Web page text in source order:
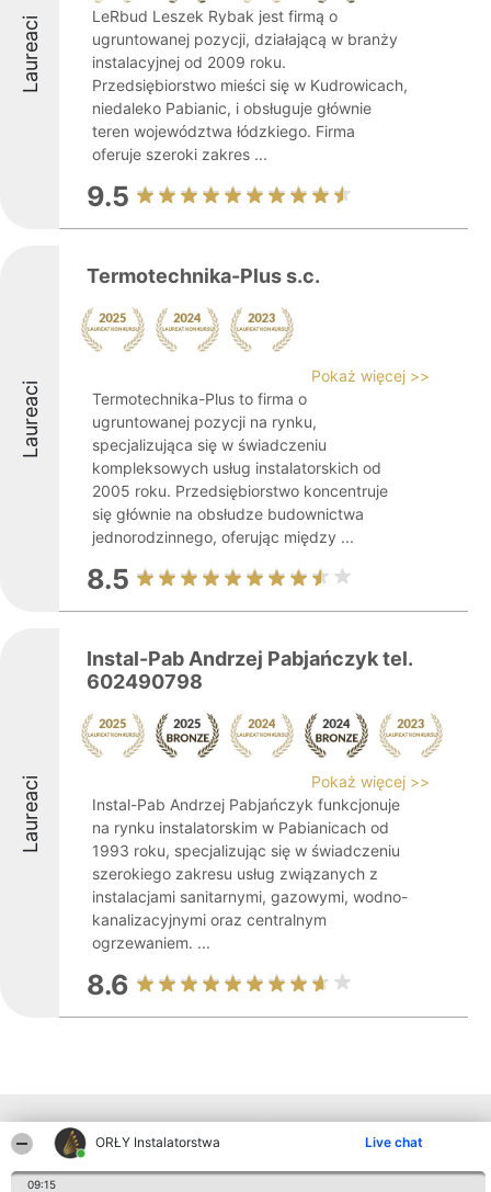
ORŁY Instalatorstwa Live chat
09:15
Laureaci
LeRbud Leszek Rybak jest firmą o
ugruntowanej pozycji, działającą w branży
instalacyjnej od 2009 roku.
Przedsiębiorstwo mieści się w Kudrowicach,
niedaleko Pabianic, i obsługuje głównie
teren województwa łódzkiego. Firma
oferuje szeroki zakres ...
9.5
Laureaci
Termotechnika-Plus s.c.
Pokaż więcej >>
Termotechnika-Plus to firma o
ugruntowanej pozycji na rynku,
specjalizująca się w świadczeniu
kompleksowych usług instalatorskich od
2005 roku. Przedsiębiorstwo koncentruje
się głównie na obsłudze budownictwa
jednorodzinnego, oferując między ...
8.5
Laureaci
Instal-Pab Andrzej Pabjańczyk tel.
602490798
Pokaż więcej >>
Instal-Pab Andrzej Pabjańczyk funkcjonuje
na rynku instalatorskim w Pabianicach od
1993 roku, specjalizując się w świadczeniu
szerokiego zakresu usług związanych z
instalacjami sanitarnymi, gazowymi, wodno-
kanalizacyjnymi oraz centralnym
ogrzewaniem. ...
8.6
Inne firmy z województwa